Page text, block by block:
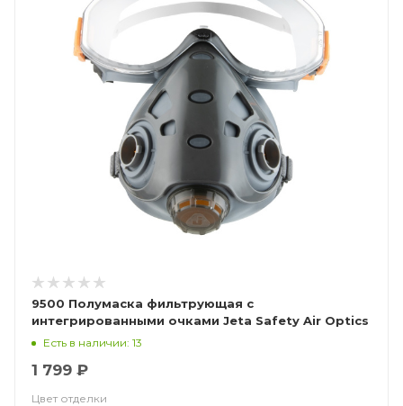
9500 Полумаска фильтрующая с
интегрированными очками Jeta Safety Air Optics
Есть в наличии: 13
1 799 ₽
Цвет отделки